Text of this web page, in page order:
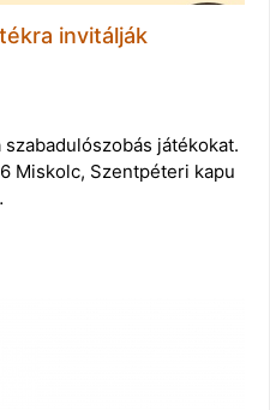
invitálják
játékokat.
Miskolc, Szentpéteri kapu